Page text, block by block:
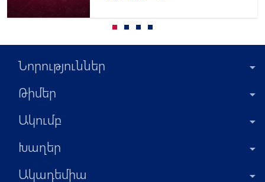
Նորություններ
Թիմեր
Ակումբ
Խաղեր
Ակադեմիա